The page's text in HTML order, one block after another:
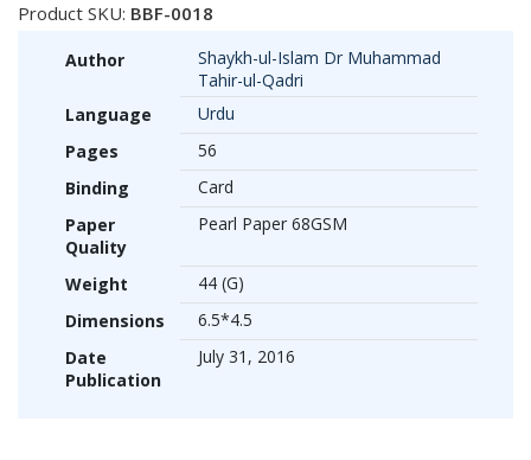
Product SKU: BBF-0018
Author
Shaykh-ul-Islam Dr Muhammad
Tahir-ul-Qadri
Language
Urdu
Pages
56
Binding
Card
Paper
Quality
Pearl Paper 68GSM
Weight
44 (G)
Dimensions
6.5*4.5
Date
Publication
July 31, 2016